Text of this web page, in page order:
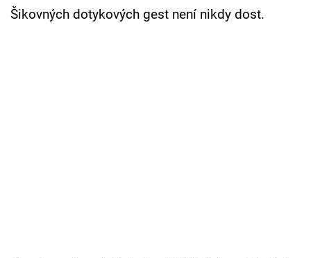
Šikovných dotykových gest není nikdy dost.